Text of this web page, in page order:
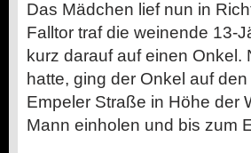
Das Mädchen lief nun in
Falltor traf die weinende 13-
kurz darauf auf einen Onkel.
hatte, ging der Onkel auf
Empeler Straße in Höhe der
Mann einholen und bis zum